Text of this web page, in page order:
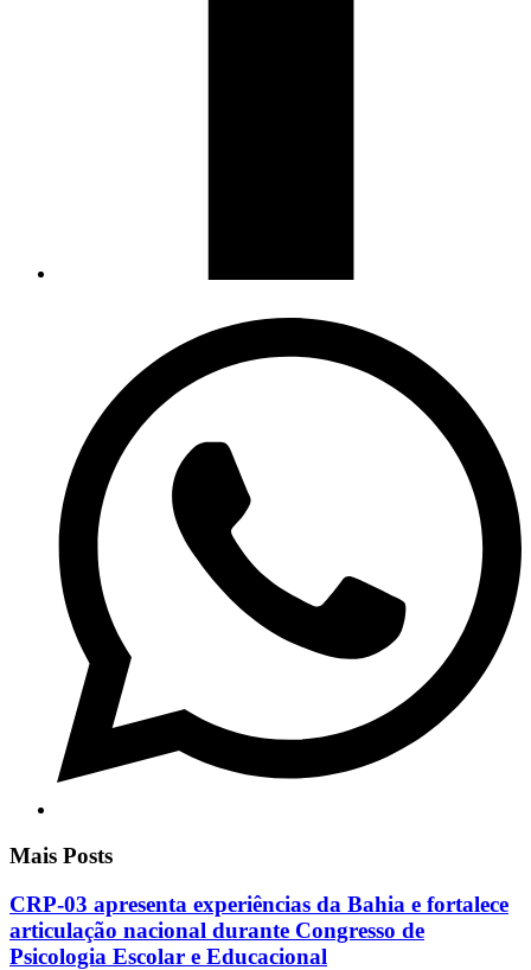
Mais Posts
CRP-03 apresenta experiências da Bahia e fortalece
articulação nacional durante Congresso de
Psicologia Escolar e Educacional